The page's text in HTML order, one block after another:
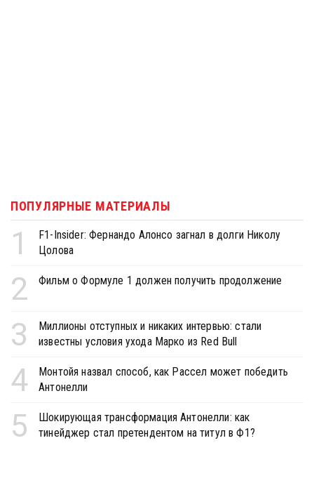
ПОПУЛЯРНЫЕ МАТЕРИАЛЫ
1
F1-Insider: Фернандо Алонсо загнал в долги Николу
Цолова
2 Фильм о Формуле 1 должен получить продолжение
3
Миллионы отступных и никаких интервью: стали
известны условия ухода Марко из Red Bull
4
Монтойя назвал способ, как Рассел может победить
Антонелли
5
Шокирующая трансформация Антонелли: как
тинейджер стал претендентом на титул в Ф1?